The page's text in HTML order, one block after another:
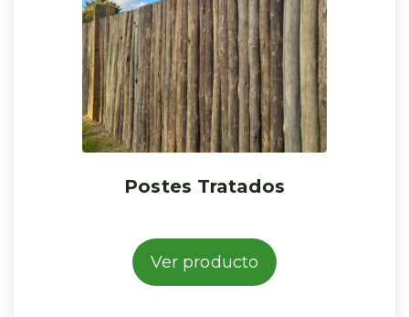
Postes Tratados
Ver producto